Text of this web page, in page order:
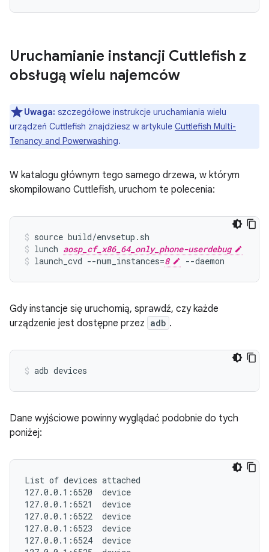
Uruchamianie instancji Cuttlefish z
obsługą wielu najemców
Uwaga: szczegółowe instrukcje uruchamiania wielu
urządzeń Cuttlefish znajdziesz w artykule Cuttlefish Multi-
Tenancy and Powerwashing.
W katalogu głównym tego samego drzewa, w którym
skompilowano Cuttlefish, uruchom te polecenia:
source build/envsetup.sh
lunch aosp_cf_x86_64_only_phone-userdebug
launch_cvd --num_instances=8 --daemon
Gdy instancje się uruchomią, sprawdź, czy każde
urządzenie jest dostępne przez adb .
adb devices
Dane wyjściowe powinny wyglądać podobnie do tych
poniżej:
List of devices attached
127.0.0.1:6520  device
127.0.0.1:6521  device
127.0.0.1:6522  device
127.0.0.1:6523  device
127.0.0.1:6524  device